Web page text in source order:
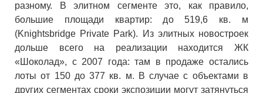
разному. В элитном сегменте это, как правило,
большие площади квартир: до 519,6 кв. м
(Knightsbridge Private Park). Из элитных новостроек
дольше всего на реализации находится ЖК
«Шоколад», с 2007 года: там в продаже остались
лоты от 150 до 377 кв. м. В случае с объектами в
других сегментах сроки экспозиции могут затянуться